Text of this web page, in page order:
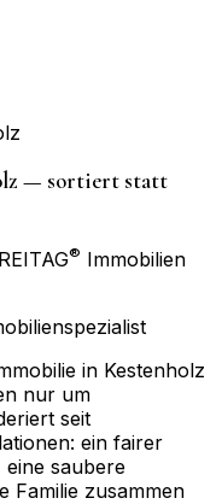
— sortiert statt
® Immobilien
in Kestenholz
nur um
seit
ein fairer
saubere
Familie zusammen